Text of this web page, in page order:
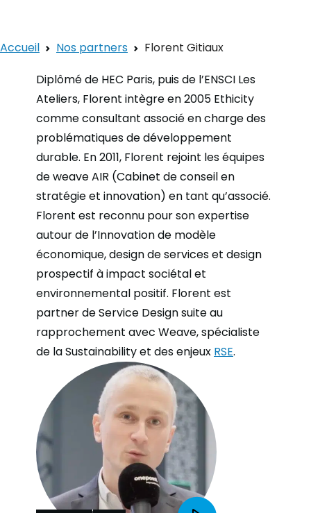
Accueil Nos partners
Florent Gitiaux
Diplômé de HEC Paris, puis de l’ENSCI Les
Ateliers, Florent intègre en 2005 Ethicity
comme consultant associé en charge des
problématiques de développement
durable. En 2011, Florent rejoint les équipes
de weave AIR (Cabinet de conseil en
stratégie et innovation) en tant qu’associé.
Florent est reconnu pour son expertise
autour de l’Innovation de modèle
économique, design de services et design
prospectif à impact sociétal et
environnemental positif. Florent est
partner de Service Design suite au
rapprochement avec Weave, spécialiste
de la Sustainability et des enjeux RSE.